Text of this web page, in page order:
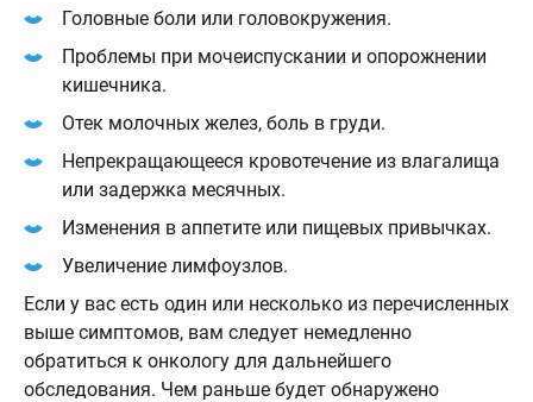
Головные боли или головокружения.
Проблемы при мочеиспускании и опорожнении
кишечника.
Отек молочных желез, боль в груди.
Непрекращающееся кровотечение из влагалища
или задержка месячных.
Изменения в аппетите или пищевых привычках.
Увеличение лимфоузлов.
Если у вас есть один или несколько из перечисленных
выше симптомов, вам следует немедленно
обратиться к онкологу для дальнейшего
обследования. Чем раньше будет обнаружено